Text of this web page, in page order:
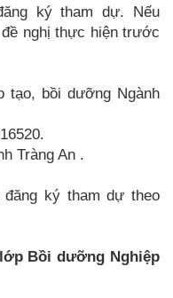
ký tham dự. Nếu
nghị thực hiện trước
tạo, bồi dưỡng Ngành
Tràng An .
ký tham dự theo
Bồi dưỡng Nghiệp